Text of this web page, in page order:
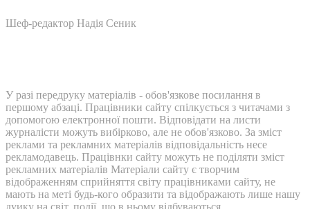
Шеф-редактор Надія Сеник
У разі передруку матеріалів - обов'язкове посилання в
першому абзаці. Працівники сайту спілкується з читачами з
допомогою електронної пошти. Відповідати на листи
журналісти можуть вибірково, але не обов'язково. За зміст
реклами та рекламних матеріалів відповідальність несе
рекламодавець. Працівнки сайту можуть не поділяти зміст
рекламних матеріалів Матеріали сайту є творчим
відображенням сприйняття світу працівниками сайту, не
мають на меті будь-кого образити та відображають лише нашу